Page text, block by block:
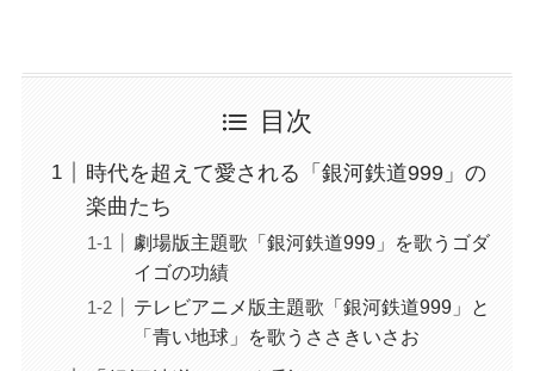
目次
時代を超えて愛される「銀河鉄道999」の
楽曲たち
劇場版主題歌「銀河鉄道999」を歌うゴダ
イゴの功績
テレビアニメ版主題歌「銀河鉄道999」と
「青い地球」を歌うささきいさお